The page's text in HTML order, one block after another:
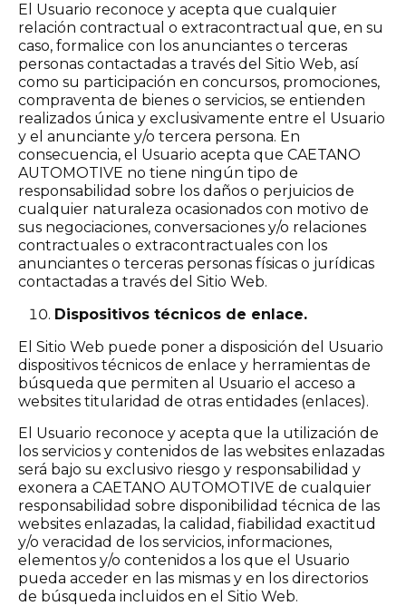
El Usuario reconoce y acepta que cualquier
relación contractual o extracontractual que, en su
caso, formalice con los anunciantes o terceras
personas contactadas a través del Sitio Web, así
como su participación en concursos, promociones,
compraventa de bienes o servicios, se entienden
realizados única y exclusivamente entre el Usuario
y el anunciante y/o tercera persona. En
consecuencia, el Usuario acepta que CAETANO
AUTOMOTIVE no tiene ningún tipo de
responsabilidad sobre los daños o perjuicios de
cualquier naturaleza ocasionados con motivo de
sus negociaciones, conversaciones y/o relaciones
contractuales o extracontractuales con los
anunciantes o terceras personas físicas o jurídicas
contactadas a través del Sitio Web.
Dispositivos técnicos de enlace.
El Sitio Web puede poner a disposición del Usuario
dispositivos técnicos de enlace y herramientas de
búsqueda que permiten al Usuario el acceso a
websites titularidad de otras entidades (enlaces).
El Usuario reconoce y acepta que la utilización de
los servicios y contenidos de las websites enlazadas
será bajo su exclusivo riesgo y responsabilidad y
exonera a CAETANO AUTOMOTIVE de cualquier
responsabilidad sobre disponibilidad técnica de las
websites enlazadas, la calidad, fiabilidad exactitud
y/o veracidad de los servicios, informaciones,
elementos y/o contenidos a los que el Usuario
pueda acceder en las mismas y en los directorios
de búsqueda incluidos en el Sitio Web.